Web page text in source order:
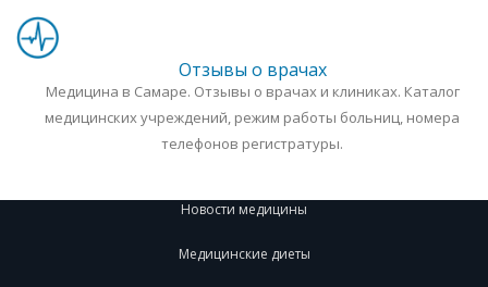
Отзывы о врачах
Медицина в Самаре. Отзывы о врачах и клиниках. Каталог
медицинских учреждений, режим работы больниц, номера
телефонов регистратуры.
Новости медицины
Медицинские диеты